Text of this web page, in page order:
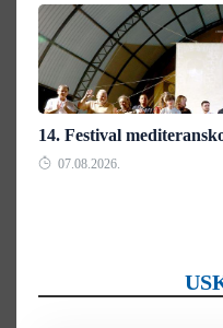
14. Festival
07.08.2026.